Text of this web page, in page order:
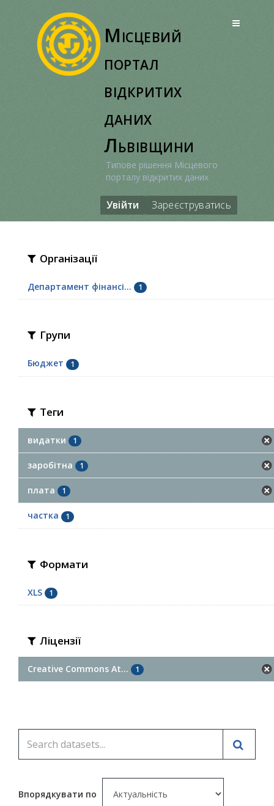
Місцевий
портал
відкритих
даних
Львівщини
Типове рішення Місцевого
порталу відкритих даних
Увійти Зареєструватись
Організації
Департамент фінансі... 1
Групи
Бюджет 1
Теги
видатки 1
заробітна 1
плата 1
частка 1
Формати
XLS 1
Ліцензії
Creative Commons At... 1
Впорядкувати по